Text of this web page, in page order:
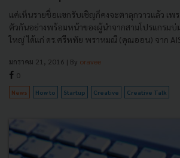
แค่เห็นรายชื่อแขกรับเชิญก็คงจะตาลุกวาวแล้ว เพ
ตัวกันอย่างพร้อมหน้าของผู้นำจากสามโปรแกรมบ่
ใหญ่ ได้แก่ ดร.ศรีหทัย พราหมณี (คุณออน) จาก AIS
มกราคม 21, 2016 | By oravee
0
News How to Startup Creative Creative Talk